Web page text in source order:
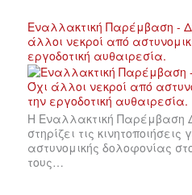
Εναλλακτική Παρέμβαση -
άλλοι νεκροί από
εργοδοτική αυθαιρεσία.
Η Εναλλακτική Παρέμβαση
στηρίζει τις
αστυνομικής δολοφονίας
τους…